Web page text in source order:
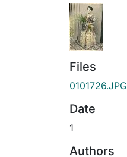
Files
0101726.JPG
Date
1
Authors